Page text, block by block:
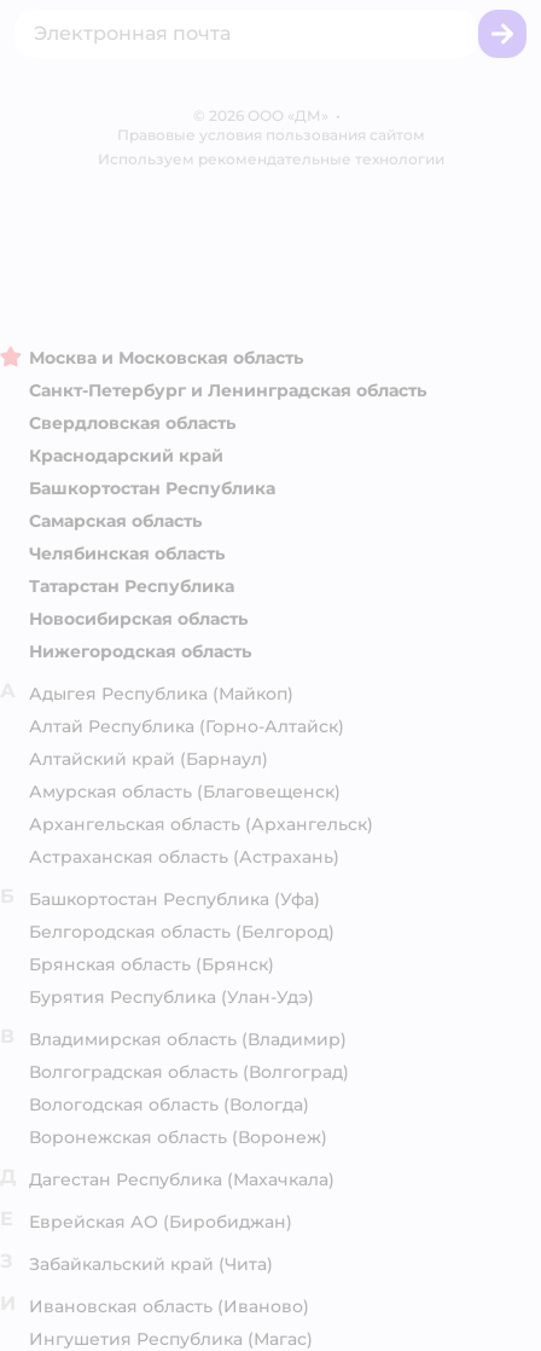
Блог
Корм для собак
© 2026 ООО «ДМ» •
Правовые условия пользования сайтом
Используем рекомендательные технологии
Москва и Московская область
Санкт-Петербург и Ленинградская область
Свердловская область
Краснодарский край
Башкортостан Республика
Самарская область
Челябинская область
Татарстан Республика
Новосибирская область
Нижегородская область
Адыгея Республика (Майкоп)
Алтай Республика (Горно-Алтайск)
Алтайский край (Барнаул)
Амурская область (Благовещенск)
Архангельская область (Архангельск)
Астраханская область (Астрахань)
Башкортостан Республика (Уфа)
Белгородская область (Белгород)
Брянская область (Брянск)
Бурятия Республика (Улан-Удэ)
Владимирская область (Владимир)
Волгоградская область (Волгоград)
Вологодская область (Вологда)
Воронежская область (Воронеж)
Дагестан Республика (Махачкала)
Еврейская АО (Биробиджан)
Забайкальский край (Чита)
Ивановская область (Иваново)
Ингушетия Республика (Магас)